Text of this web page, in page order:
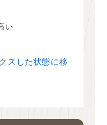
い
スした状態に移